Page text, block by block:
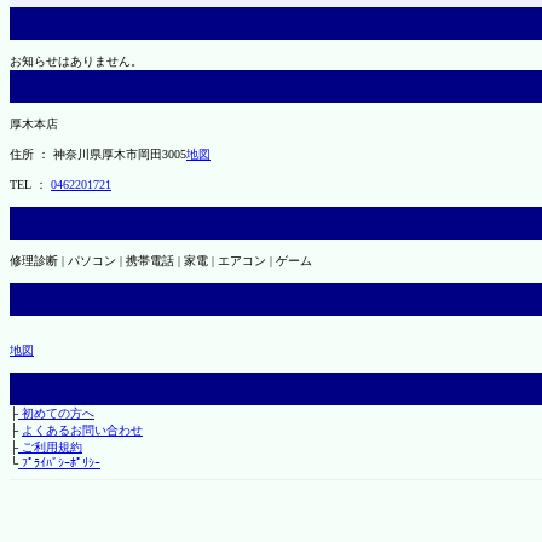
お知らせはありません。
厚木本店
住所 ： 神奈川県厚木市岡田3005地図
TEL ： 0462201721
修理診断 | パソコン | 携帯電話 | 家電 | エアコン | ゲーム
地図
├初めての方へ
├ よくあるお問い合わせ
├ご利用規約
└ﾌﾟﾗｲﾊﾞｼｰﾎﾟﾘｼｰ